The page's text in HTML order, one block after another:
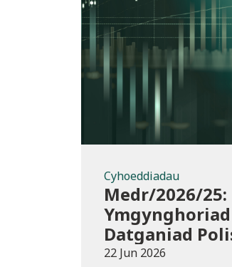
Cyhoeddiadau
Medr/2026/25:
Datganiad
Buddsoddi
22 Jun 2026